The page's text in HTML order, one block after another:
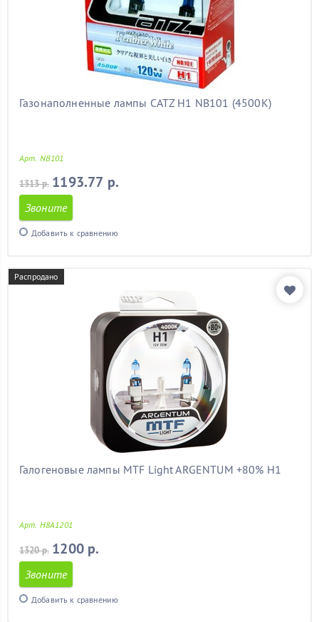
Газонаполненные лампы CATZ H1 NB101 (4500К)
Арт. NB101
1313 р. 1193.77 р.
Звоните
Добавить к сравнению
Распродано
Галогеновые лампы MTF Light ARGENTUM +80% H1
Арт. H8A1201
1320 р. 1200 р.
Звоните
Добавить к сравнению